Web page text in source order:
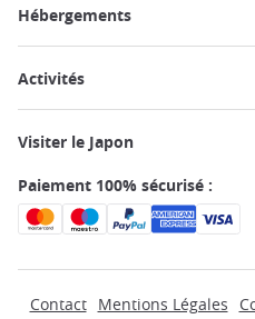
Hébergements
Activités
Visiter le Japon
Paiement 100% sécurisé :
Contact Mentions Légales